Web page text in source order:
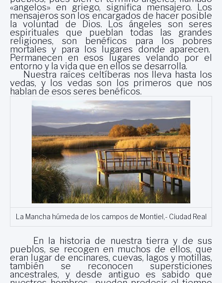
«angelos» en griego, significa mensajero. Los
mensajeros son los encargados de hacer posible
la voluntad de Dios. Los ángeles son seres
espirituales que pueblan todas las grandes
religiones, son benéficos para los pobres
mortales y para los lugares donde aparecen.
Permanecen en esos lugares velando por el
entorno y la vida que en ellos se desarrolla.
Nuestra raíces celtíberas nos lleva hasta los
vedas, y los vedas son los primeros que nos
hablan de esos seres benéficos.
La Mancha húmeda de los campos de Montiel,- Ciudad Real
En la historia de nuestra tierra y de sus
pueblos, se recogen en muchos de ellos, que
eran lugar de encinares, cuevas, lagos y motillas,
también se reconocen supersticiones
ancestrales, y desde antiguo es sabido que